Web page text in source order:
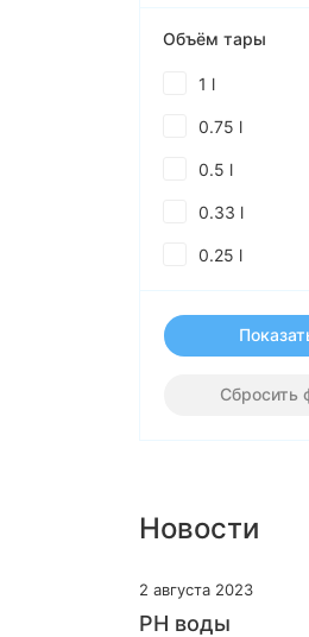
Объём тары
1 l
0.75 l
0.5 l
0.33 l
0.25 l
Сбросить
Новости
2 августа 2023
PH воды